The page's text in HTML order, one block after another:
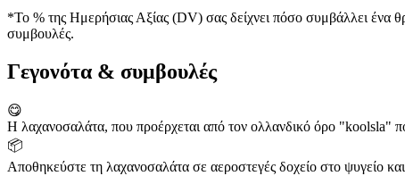
*Το % της Ημερήσιας Αξίας (DV) σας δείχνει πόσο συμβάλλει ένα
συμβουλές.
Γεγονότα & συμβουλές
😋
Η λαχανοσαλάτα, που προέρχεται από τον ολλανδικό όρο "koolsla"
📦
Αποθηκεύστε τη λαχανοσαλάτα σε αεροστεγές δοχείο στο ψυγείο